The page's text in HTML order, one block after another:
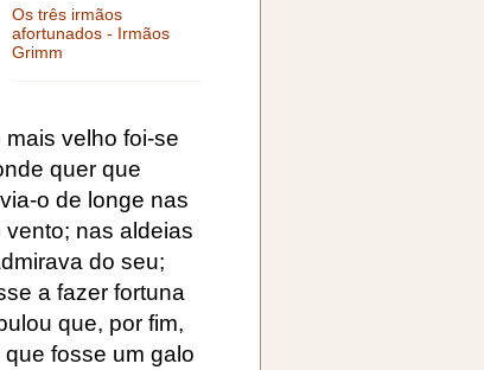
Os três irmãos
afortunados - Irmãos
Grimm
velho foi-se
quer que
o de longe nas
nas aldeias
do seu;
a fazer fortuna
que, por fim,
fosse um galo